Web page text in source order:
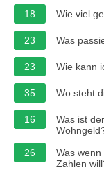
18 Wie viel
23 Was
23 Wie kann
35 Wo steht
16
Was ist
26
Was
Zahlen